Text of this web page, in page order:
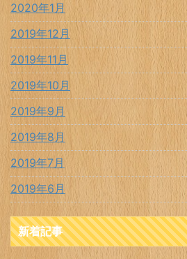
2020年1月
2019年12月
2019年11月
2019年10月
2019年9月
2019年8月
2019年7月
2019年6月
新着記事